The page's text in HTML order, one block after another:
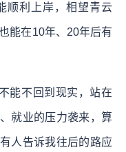
顺利上岸，相望青云
能在10年、20年后有
能不回到现实，站在
就业的压力袭来，算
人告诉我往后的路应